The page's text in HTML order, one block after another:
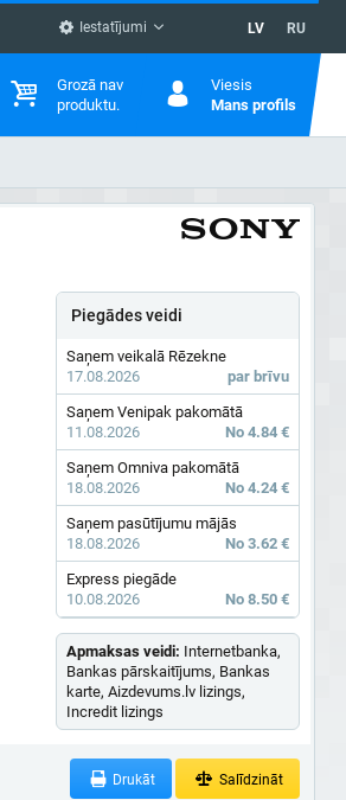
Iestatījumi LV RU
Grozā nav
produktu.
Viesis
Mans profils
Piegādes veidi
Saņem veikalā Rēzekne
17.08.2026
par brīvu
Saņem Venipak pakomātā
11.08.2026
No 4.84 €
Saņem Omniva pakomātā
18.08.2026
No 4.24 €
Saņem pasūtījumu mājās
18.08.2026
No 3.62 €
Express piegāde
10.08.2026
No 8.50 €
Apmaksas veidi: Internetbanka,
Bankas pārskaitījums, Bankas
karte, Aizdevums.lv lizings,
Incredit lizings
Drukāt Salīdzināt